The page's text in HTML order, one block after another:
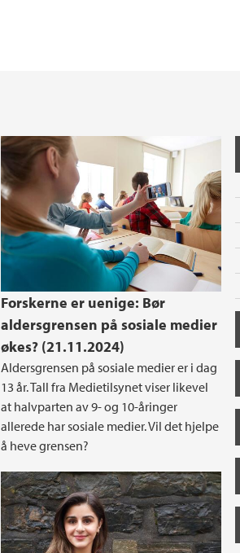
Forskerne er uenige: Bør
aldersgrensen på sosiale medier
økes? (21.11.2024)
Aldersgrensen på sosiale medier er i dag
13 år. Tall fra Medietilsynet viser likevel
at halvparten av 9- og 10-åringer
allerede har sosiale medier. Vil det hjelpe
å heve grensen?